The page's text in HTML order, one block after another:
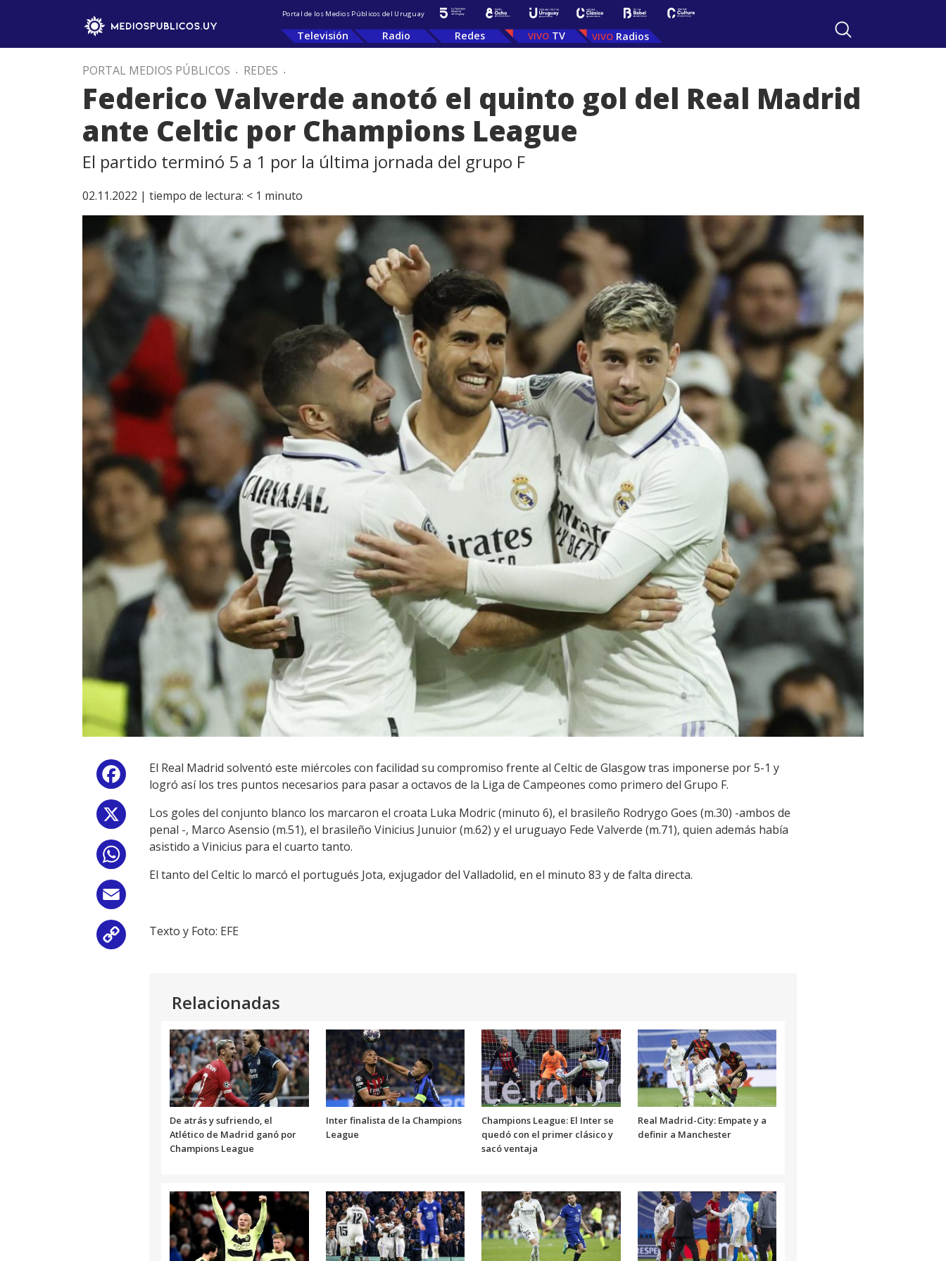
Portal de los Medios Públicos del Uruguay
Televisión Radio Redes TV Radios
PORTAL MEDIOS PÚBLICOS . REDES .
Federico Valverde anotó el quinto gol del Real Madrid
ante Celtic por Champions League
El partido terminó 5 a 1 por la última jornada del grupo F
02.11.2022 | tiempo de lectura: < 1 minuto
Facebook
Copy
El Real Madrid solventó este miércoles con facilidad su compromiso frente al Celtic de Glasgow tras imponerse por 5-1 y
logró así los tres puntos necesarios para pasar a octavos de la Liga de Campeones como primero del Grupo F.
Los goles del conjunto blanco los marcaron el croata Luka Modric (minuto 6), el brasileño Rodrygo Goes (m.30) -ambos de
penal -, Marco Asensio (m.51), el brasileño Vinicius Junuior (m.62) y el uruguayo Fede Valverde (m.71), quien además había
asistido a Vinicius para el cuarto tanto.
El tanto del Celtic lo marcó el portugués Jota, exjugador del Valladolid, en el minuto 83 y de falta directa.
Texto y Foto: EFE
Relacionadas
De atrás y sufriendo, el
Atlético de Madrid ganó por
Champions League
Inter finalista de la Champions
League
Champions League: El Inter se
quedó con el primer clásico y
sacó ventaja
Real Madrid-City: Empate y a
definir a Manchester